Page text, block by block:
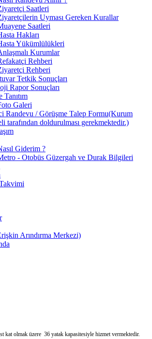
Saatleri
Uyması Gereken Kurallar
Saatleri
Hakları
Yükümlülükleri
Kurumlar
Rehberi
Rehberi
Tetkik Sonuçları
Rapor Sonuçları
Tanıtım
Galeri
Randevu / Görüşme Talep Formu(Kurum
tarafından doldurulması gerekmektedir.)
Giderim ?
- Otobüs Güzergah ve Durak Bilgileri
Arındırma Merkezi)
olmak üzere 36 yatak kapasitesiyle hizmet vermektedir.